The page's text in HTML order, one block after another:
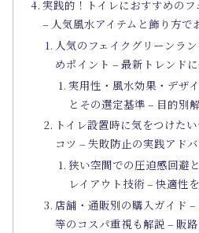
実践的！トイレにおすすめの
– 人気風水アイテムと飾り方で
人気のフェイクグリーンラ
めポイント – 最新トレンド
実用性・風水効果・デザ
とその選定基準 – 目的別
トイレ設置時に気をつけた
コツ – 失敗防止の実践アド
狭い空間での圧迫感回避
レイアウト技術 – 快適性
店舗・通販別の購入ガイド
等のコスパ重視も解説 – 販